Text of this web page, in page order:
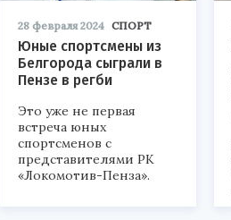
28 февраля 2024 СПОРТ
Юные спортсмены из
Белгорода сыграли в
Пензе в регби
Это уже не первая
встреча юных
спортсменов с
представителями РК
«Локомотив-Пенза».